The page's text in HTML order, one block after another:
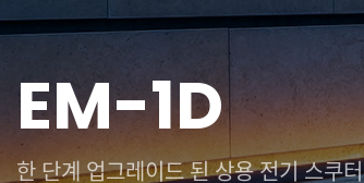
EM-1D
한 단계 업그레이드 된 상용 전기 스쿠터